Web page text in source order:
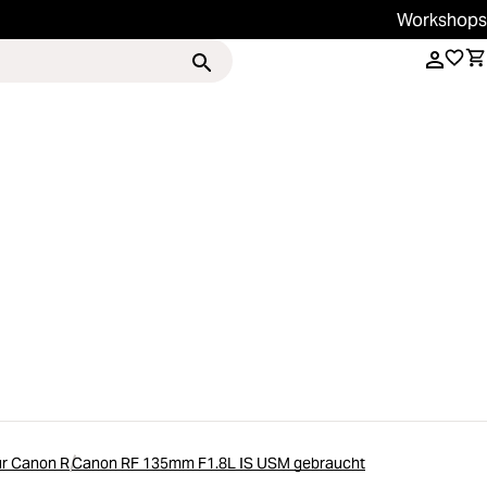
Workshops
Services
Magazin
Canon RCanon RF 135mm F1.8L IS USM gebraucht